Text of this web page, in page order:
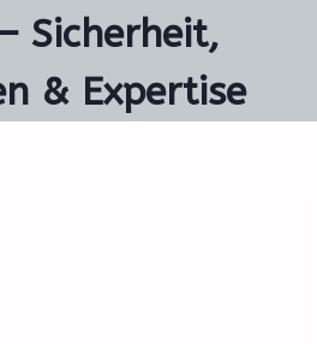
Sicherheit,
& Expertise